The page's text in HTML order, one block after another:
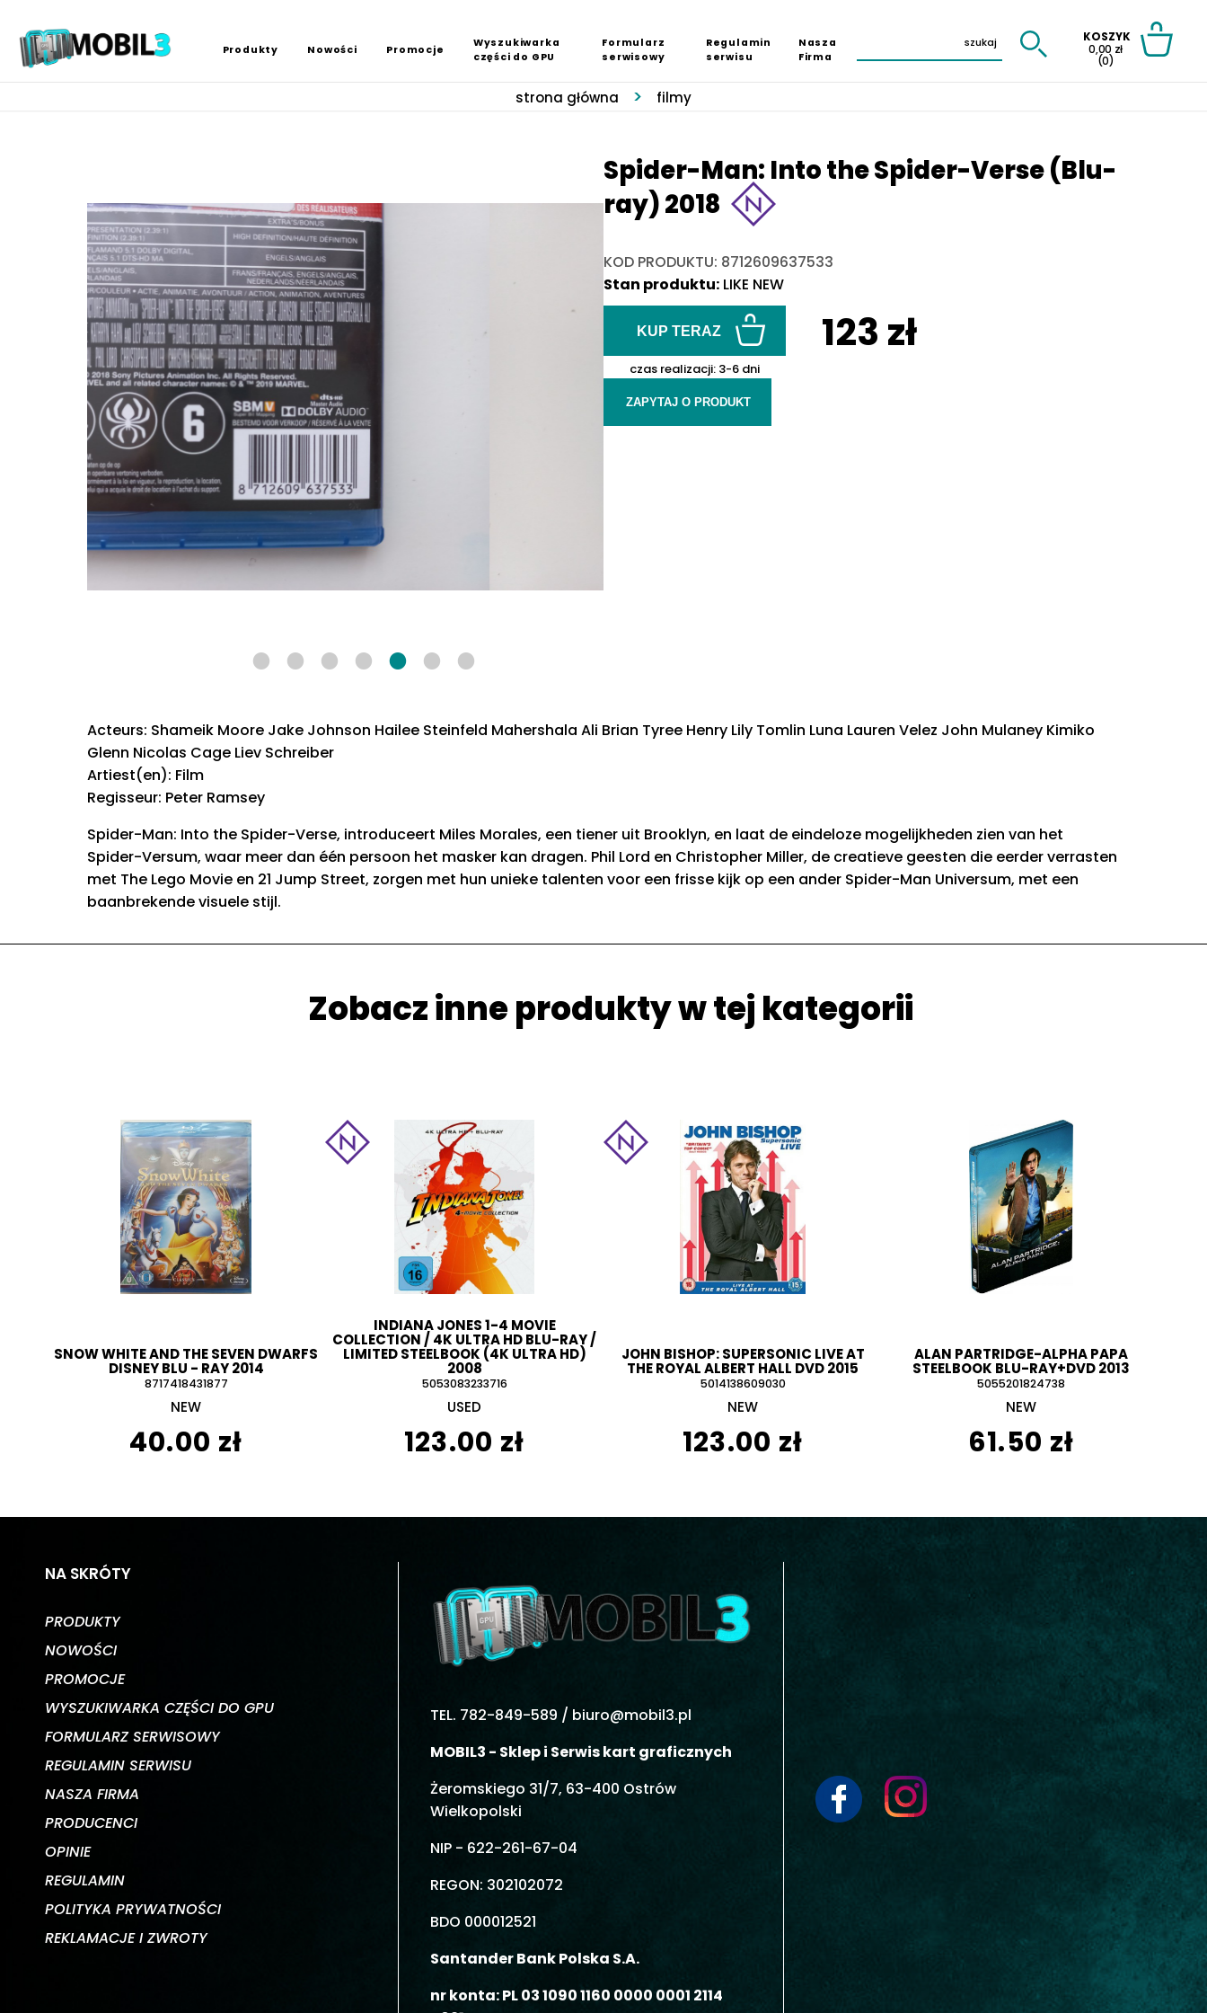
Produkty Nowości Promocje
Wyszukiwarka
części do GPU
Formularz
serwisowy
Regulamin
serwisu
Nasza
Firma
KOSZYK
0,00 zł
(0)
strona główna filmy
Spider-Man: Into the Spider-Verse (Blu-
ray) 2018
KOD PRODUKTU: 8712609637533
Stan produktu: LIKE NEW
123 zł
KUP TERAZ
czas realizacji: 3-6 dni
ZAPYTAJ O PRODUKT
Acteurs: Shameik Moore Jake Johnson Hailee Steinfeld Mahershala Ali Brian Tyree Henry Lily Tomlin Luna Lauren Velez John Mulaney Kimiko
Glenn Nicolas Cage Liev Schreiber
Artiest(en): Film
Regisseur: Peter Ramsey
Spider-Man: Into the Spider-Verse, introduceert Miles Morales, een tiener uit Brooklyn, en laat de eindeloze mogelijkheden zien van het
Spider-Versum, waar meer dan één persoon het masker kan dragen. Phil Lord en Christopher Miller, de creatieve geesten die eerder verrasten
met The Lego Movie en 21 Jump Street, zorgen met hun unieke talenten voor een frisse kijk op een ander Spider-Man Universum, met een
baanbrekende visuele stijl.
Zobacz inne produkty w tej kategorii
SNOW WHITE AND THE SEVEN DWARFS
DISNEY BLU - RAY 2014
8717418431877
NEW
40.00 zł
INDIANA JONES 1-4 MOVIE
COLLECTION / 4K ULTRA HD BLU-RAY /
LIMITED STEELBOOK (4K ULTRA HD)
2008
5053083233716
USED
123.00 zł
JOHN BISHOP: SUPERSONIC LIVE AT
THE ROYAL ALBERT HALL DVD 2015
5014138609030
NEW
123.00 zł
ALAN PARTRIDGE-ALPHA PAPA
STEELBOOK BLU-RAY+DVD 2013
5055201824738
NEW
61.50 zł
NA SKRÓTY
PRODUKTY
NOWOŚCI
PROMOCJE
WYSZUKIWARKA CZĘŚCI DO GPU
FORMULARZ SERWISOWY
REGULAMIN SERWISU
NASZA FIRMA
PRODUCENCI
OPINIE
REGULAMIN
POLITYKA PRYWATNOŚCI
REKLAMACJE I ZWROTY
TEL. 782-849-589 / biuro@mobil3.pl
MOBIL3 - Sklep i Serwis kart graficznych
Żeromskiego 31/7, 63-400 Ostrów
Wielkopolski
NIP - 622-261-67-04
REGON: 302102072
BDO 000012521
Santander Bank Polska S.A.
nr konta: PL 03 1090 1160 0000 0001 2114